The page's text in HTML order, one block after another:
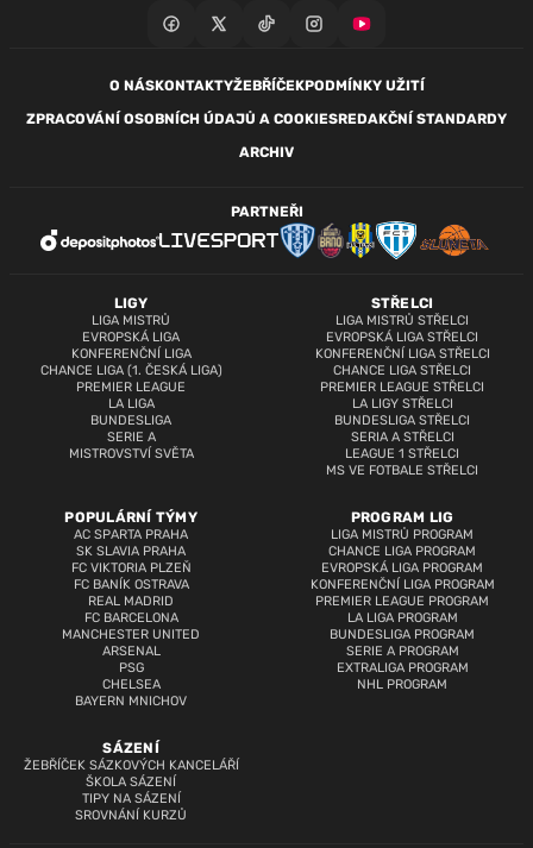
O NÁSKONTAKTYŽEBŘÍČEKPODMÍNKY UŽITÍ
ZPRACOVÁNÍ OSOBNÍCH ÚDAJŮ A COOKIESREDAKČNÍ STANDARDY
ARCHIV
LIGY
LIGA MISTRŮ
EVROPSKÁ LIGA
KONFERENČNÍ LIGA
CHANCE LIGA (1. ČESKÁ LIGA)
PREMIER LEAGUE
LA LIGA
BUNDESLIGA
SERIE A
MISTROVSTVÍ SVĚTA
STŘELCI
LIGA MISTRŮ STŘELCI
EVROPSKÁ LIGA STŘELCI
KONFERENČNÍ LIGA STŘELCI
CHANCE LIGA STŘELCI
PREMIER LEAGUE STŘELCI
LA LIGY STŘELCI
BUNDESLIGA STŘELCI
SERIA A STŘELCI
LEAGUE 1 STŘELCI
MS VE FOTBALE STŘELCI
POPULÁRNÍ TÝMY
AC SPARTA PRAHA
SK SLAVIA PRAHA
FC VIKTORIA PLZEŇ
FC BANÍK OSTRAVA
REAL MADRID
FC BARCELONA
MANCHESTER UNITED
ARSENAL
PSG
CHELSEA
BAYERN MNICHOV
PROGRAM LIG
LIGA MISTRŮ PROGRAM
CHANCE LIGA PROGRAM
EVROPSKÁ LIGA PROGRAM
KONFERENČNÍ LIGA PROGRAM
PREMIER LEAGUE PROGRAM
LA LIGA PROGRAM
BUNDESLIGA PROGRAM
SERIE A PROGRAM
EXTRALIGA PROGRAM
NHL PROGRAM
SÁZENÍ
ŽEBŘÍČEK SÁZKOVÝCH KANCELÁŘÍ
ŠKOLA SÁZENÍ
TIPY NA SÁZENÍ
SROVNÁNÍ KURZŮ
PARTNEŘI